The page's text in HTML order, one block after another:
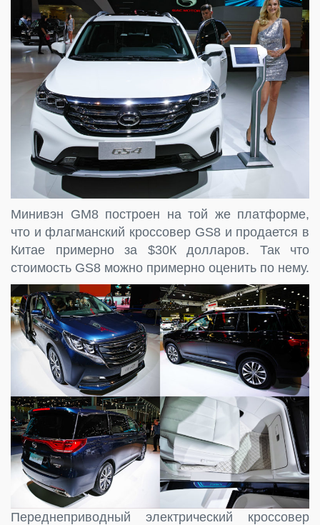
Минивэн GM8 построен на той же платформе,
что и флагманский кроссовер GS8 и продается в
Китае примерно за $30К долларов. Так что
стоимость GS8 можно примерно оценить по нему.
Переднеприводный электрический кроссовер